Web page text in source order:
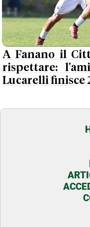
A Fanano il
rispettare:
Lucarelli finisce